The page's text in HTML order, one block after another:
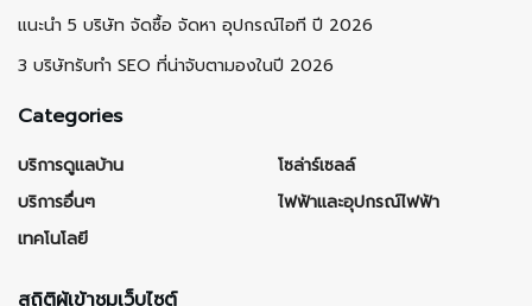
แนะนำ 5 บริษัท จัดซื้อ จัดหา อุปกรณ์ไอที ปี 2026
3 บริษัทรับทำ SEO ที่น่าจับตามองในปี 2026
Categories
บริการดูแลบ้าน
บริการอื่นๆ
เทคโนโลยี
โซล่าร์เซลล์
ไฟฟ้าและอุปกรณ์ไฟฟ้า